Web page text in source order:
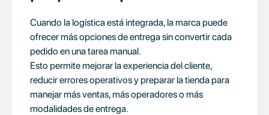
Cuando la logística está integrada, la marca puede
ofrecer más opciones de entrega sin convertir cada
pedido en una tarea manual.
Esto permite mejorar la experiencia del cliente,
reducir errores operativos y preparar la tienda para
manejar más ventas, más operadores o más
modalidades de entrega.